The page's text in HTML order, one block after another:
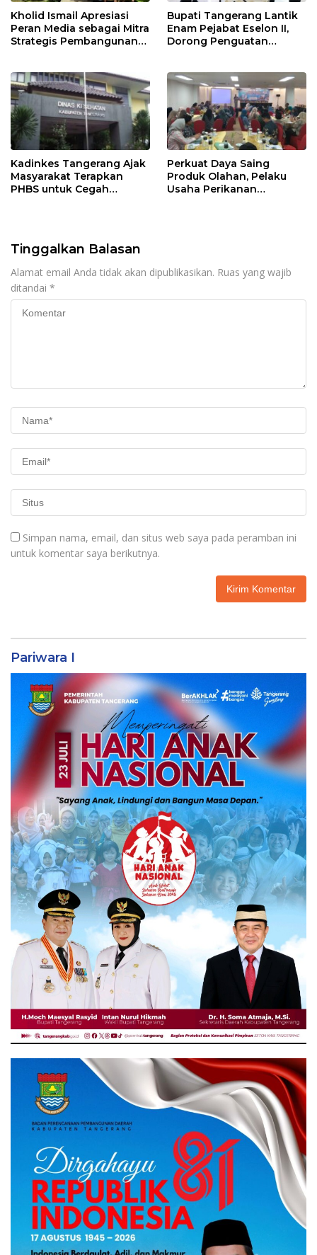
Kholid Ismail Apresiasi
Peran Media sebagai Mitra
Strategis Pembangunan
Bupati Tangerang Lantik
Enam Pejabat Eselon II,
Dorong Penguatan
Kadinkes Tangerang Ajak
Masyarakat Terapkan
PHBS untuk Cegah
Perkuat Daya Saing
Produk Olahan, Pelaku
Usaha Perikanan
Tinggalkan Balasan
Alamat email Anda tidak akan dipublikasikan. Ruas yang wajib
ditandai *
Simpan nama, email, dan situs web saya pada peramban ini
untuk komentar saya berikutnya.
Pariwara I